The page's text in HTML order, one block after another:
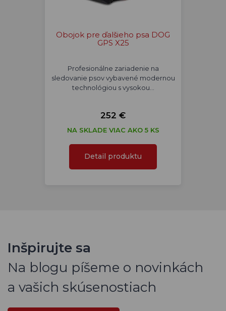
Obojok pre ďalšieho psa DOG
GPS X25
Profesionálne zariadenie na
sledovanie psov vybavené modernou
technológiou s vysokou…
252 €
NA SKLADE VIAC AKO 5 KS
Detail produktu
Inšpirujte sa
Na blogu píšeme o novinkách
a vašich skúsenostiach